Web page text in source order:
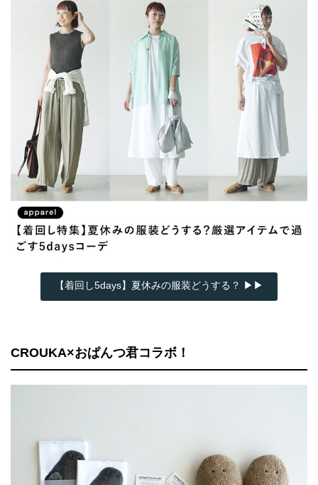
【着回し5days】夏休みの服装どうする？ ▶▶
CROUKA×おぱんつ君コラボ！